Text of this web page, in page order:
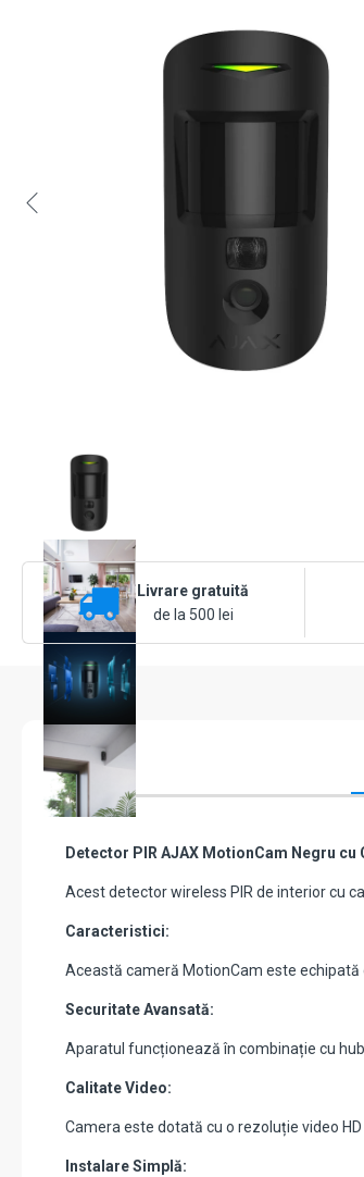
Livrare gratuită
de la 500 lei
Detector PIR AJAX MotionCam Negru cu
Acest detector wireless PIR de interior cu
Caracteristici:
Această cameră MotionCam este echipată
Securitate Avansată:
Aparatul funcționează în combinație cu
Calitate Video:
Camera este dotată cu o rezoluție video
Instalare Simplă: